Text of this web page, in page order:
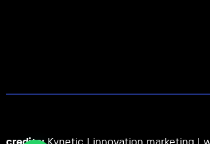
credits:Kynetic | innovation marketing |